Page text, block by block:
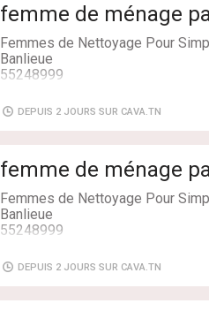
femme de ménage
Femmes de Nettoyage Pour
Banlieue
55248999
DEPUIS 2 JOURS SUR CAVA.TN
femme de ménage
Femmes de Nettoyage Pour
Banlieue
55248999
DEPUIS 2 JOURS SUR CAVA.TN